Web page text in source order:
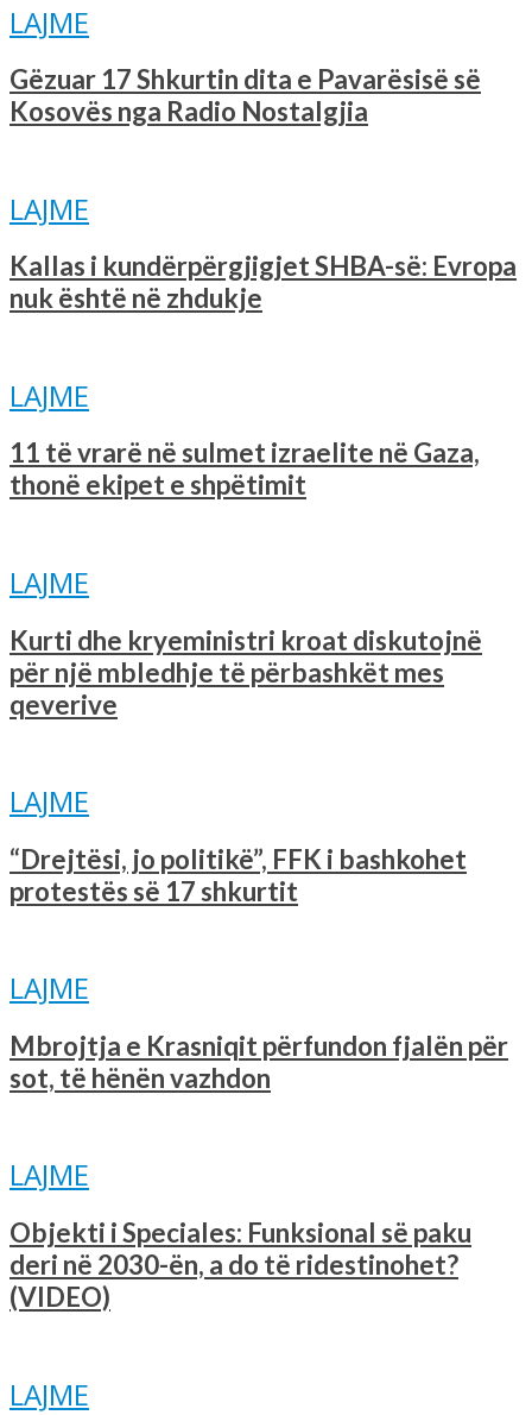
LAJME
Gëzuar 17 Shkurtin dita e Pavarësisë së
Kosovës nga Radio Nostalgjia
LAJME
Kallas i kundërpërgjigjet SHBA-së: Evropa
nuk është në zhdukje
LAJME
11 të vrarë në sulmet izraelite në Gaza,
thonë ekipet e shpëtimit
LAJME
Kurti dhe kryeministri kroat diskutojnë
për një mbledhje të përbashkët mes
qeverive
LAJME
“Drejtësi, jo politikë”, FFK i bashkohet
protestës së 17 shkurtit
LAJME
Mbrojtja e Krasniqit përfundon fjalën për
sot, të hënën vazhdon
LAJME
Objekti i Speciales: Funksional së paku
deri në 2030-ën, a do të ridestinohet?
(VIDEO)
LAJME